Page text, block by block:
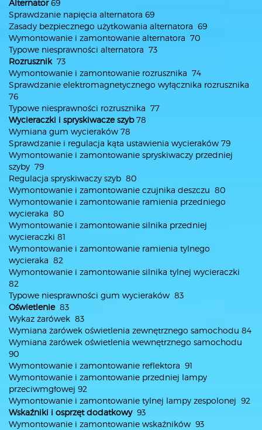
Alternator69
Sprawdzanie napięcia alternatora 69
Zasady bezpiecznego użytkowania alternatora 69
Wymontowanie i zamontowanie alternatora 70
Typowe niesprawności alternatora 73
Rozrusznik 73
Wymontowanie i zamontowanie rozrusznika 74
Sprawdzanie elektromagnetycznego wyłącznika rozrusznika
76
Typowe niesprawności rozrusznika 77
Wycieraczki i spryskiwacze szyb78
Wymiana gum wycieraków 78
Sprawdzanie i regulacja kąta ustawienia wycieraków 79
Wymontowanie i zamontowanie spryskiwaczy przedniej
szyby 79
Regulacja spryskiwaczy szyb 80
Wymontowanie i zamontowanie czujnika deszczu 80
Wymontowanie i zamontowanie ramienia przedniego
wycieraka 80
Wymontowanie i zamontowanie silnika przedniej
wycieraczki 81
Wymontowanie i zamontowanie ramienia tylnego
wycieraka 82
Wymontowanie i zamontowanie silnika tylnej wycieraczki
82
Typowe niesprawności gum wycieraków 83
Oświetlenie83
Wykaz żarówek 83
Wymiana żarówek oświetlenia zewnętrznego samochodu 84
Wymiana żarówek oświetlenia wewnętrznego samochodu
90
Wymontowanie i zamontowanie reflektora 91
Wymontowanie i zamontowanie przedniej lampy
przeciwmgłowej 92
Wymontowanie i zamontowanie tylnej lampy zespolonej 92
Wskaźniki i osprzęt dodatkowy93
Wymontowanie i zamontowanie wskaźników 93